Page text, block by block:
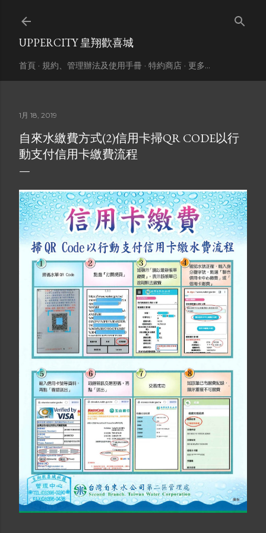
UPPERCITY 皇翔歡喜城
首頁 規約、管理辦法及使用手冊 特約商店 更多…
1月 18, 2019
自來水繳費方式(2)信用卡掃QR CODE以行
動支付信用卡繳費流程